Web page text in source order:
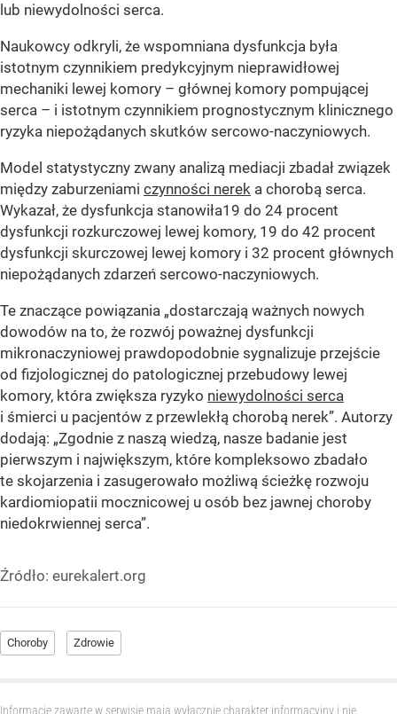
lub niewydolności serca.
Naukowcy odkryli, że wspomniana dysfunkcja była
istotnym czynnikiem predykcyjnym nieprawidłowej
mechaniki lewej komory – głównej komory pompującej
serca – i istotnym czynnikiem prognostycznym klinicznego
ryzyka niepożądanych skutków sercowo-naczyniowych.
Model statystyczny zwany analizą mediacji zbadał związek
między zaburzeniami czynności nerek a chorobą serca.
Wykazał, że dysfunkcja stanowiła19 do 24 procent
dysfunkcji rozkurczowej lewej komory, 19 do 42 procent
dysfunkcji skurczowej lewej komory i 32 procent głównych
niepożądanych zdarzeń sercowo-naczyniowych.
Te znaczące powiązania „dostarczają ważnych nowych
dowodów na to, że rozwój poważnej dysfunkcji
mikronaczyniowej prawdopodobnie sygnalizuje przejście
od fizjologicznej do patologicznej przebudowy lewej
komory, która zwiększa ryzyko niewydolności serca
i śmierci u pacjentów z przewlekłą chorobą nerek”. Autorzy
dodają: „Zgodnie z naszą wiedzą, nasze badanie jest
pierwszym i największym, które kompleksowo zbadało
te skojarzenia i zasugerowało możliwą ścieżkę rozwoju
kardiomiopatii mocznicowej u osób bez jawnej choroby
niedokrwiennej serca”.
Źródło: eurekalert.org
Choroby Zdrowie
Informacje zawarte w serwisie mają wyłącznie charakter informacyjny i nie